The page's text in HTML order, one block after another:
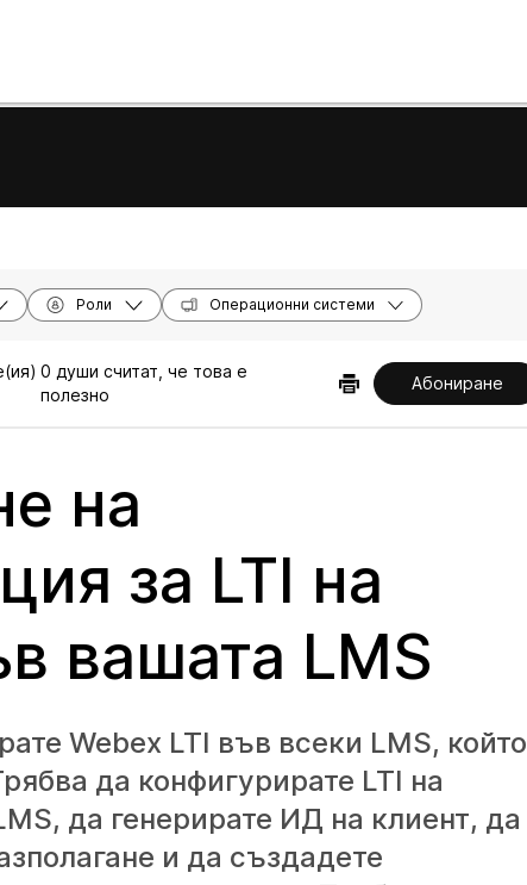
Роли Операционни системи
0 души считат, че това е
полезно
Абониране
на
за LTI на
вашата LMS
Webex LTI във всеки LMS, който
да конфигурирате LTI на
да генерирате ИД на клиент, да
и да създадете